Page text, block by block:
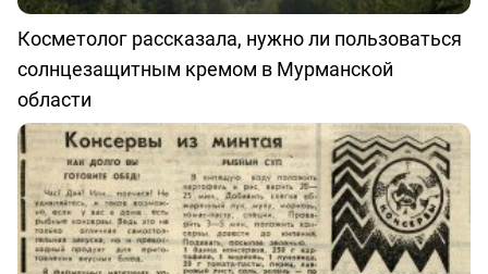
Косметолог рассказала, нужно ли пользоваться
солнцезащитным кремом в Мурманской
области